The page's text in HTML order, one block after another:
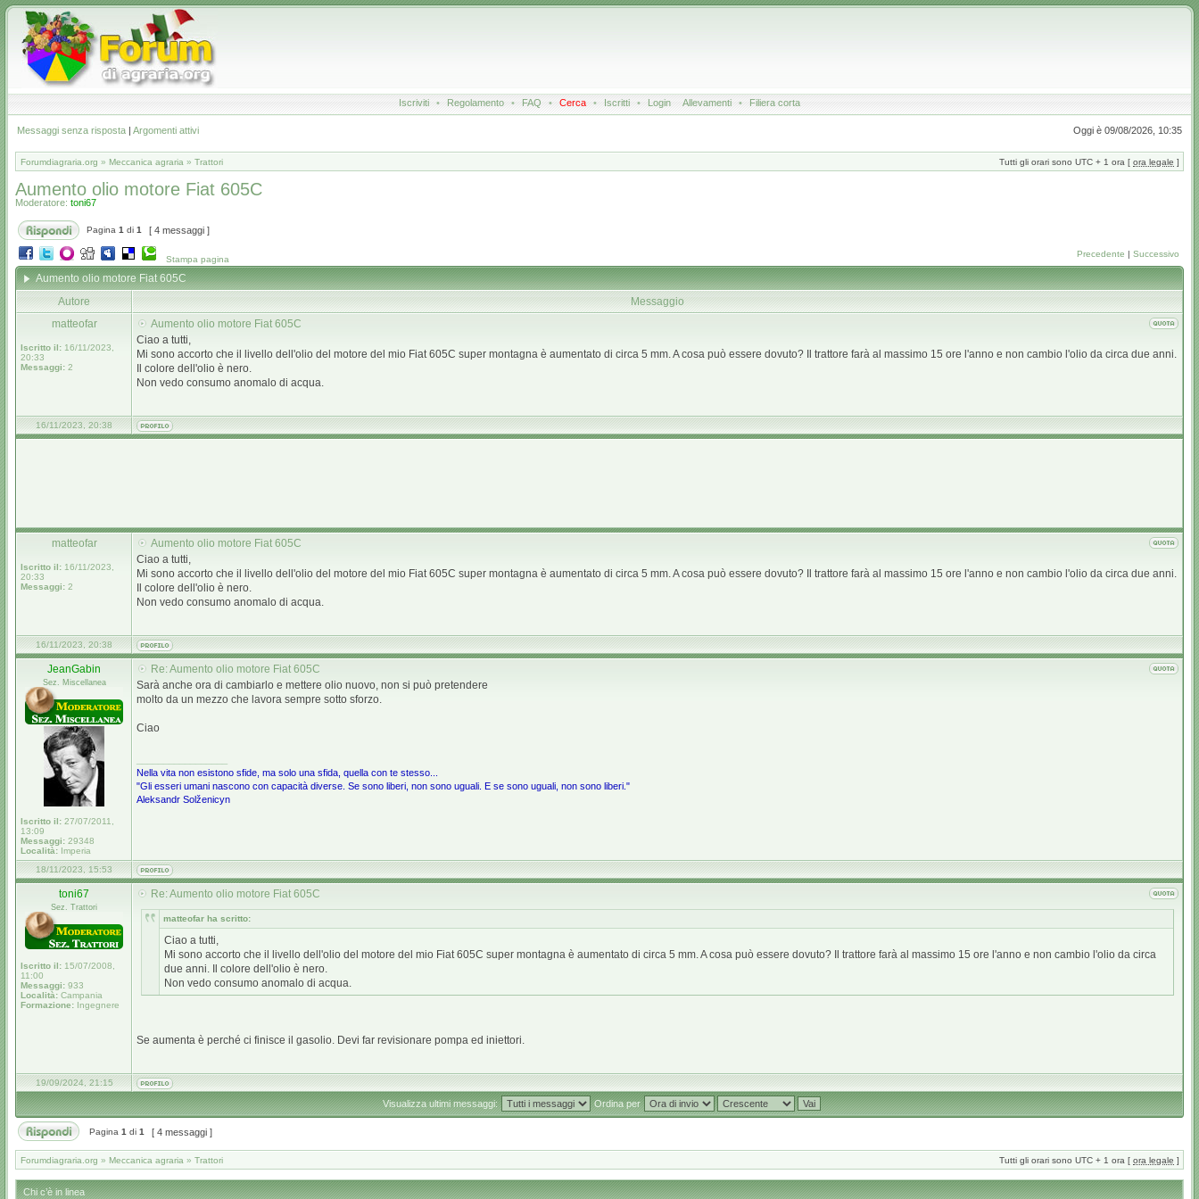
Iscriviti • Regolamento • FAQ • Cerca • Iscritti • Login Allevamenti • Filiera corta
Messaggi senza risposta | Argomenti attivi Oggi è 09/08/2026, 10:35
Forumdiagraria.org » Meccanica agraria » Trattori Tutti gli orari sono UTC + 1 ora [ ora legale ]
Aumento olio motore Fiat 605C
Moderatore: toni67
Pagina 1 di 1 [ 4 messaggi ]
Stampa pagina
Precedente | Successivo
Aumento olio motore Fiat 605C
Autore
Messaggio
matteofar
Iscritto il: 16/11/2023,
20:33
Messaggi: 2
Aumento olio motore Fiat 605C
Ciao a tutti,
Mi sono accorto che il livello dell'olio del motore del mio Fiat 605C super montagna è aumentato di circa 5 mm. A cosa può essere dovuto? Il trattore farà al massimo 15 ore l'anno e non cambio l'olio da circa due anni.
Il colore dell'olio è nero.
Non vedo consumo anomalo di acqua.
16/11/2023, 20:38
matteofar
Iscritto il: 16/11/2023,
20:33
Messaggi: 2
Aumento olio motore Fiat 605C
Ciao a tutti,
Mi sono accorto che il livello dell'olio del motore del mio Fiat 605C super montagna è aumentato di circa 5 mm. A cosa può essere dovuto? Il trattore farà al massimo 15 ore l'anno e non cambio l'olio da circa due anni.
Il colore dell'olio è nero.
Non vedo consumo anomalo di acqua.
16/11/2023, 20:38
JeanGabin
Sez. Miscellanea
Iscritto il: 27/07/2011,
13:09
Messaggi: 29348
Località: Imperia
Re: Aumento olio motore Fiat 605C
Sarà anche ora di cambiarlo e mettere olio nuovo, non si può pretendere
molto da un mezzo che lavora sempre sotto sforzo.
Ciao
Nella vita non esistono sfide, ma solo una sfida, quella con te stesso...
"Gli esseri umani nascono con capacità diverse. Se sono liberi, non sono uguali. E se sono uguali, non sono liberi."
Aleksandr Solženicyn
18/11/2023, 15:53
toni67
Sez. Trattori
Iscritto il: 15/07/2008,
11:00
Messaggi: 933
Località: Campania
Formazione: Ingegnere
Re: Aumento olio motore Fiat 605C
matteofar ha scritto:
Ciao a tutti,
Mi sono accorto che il livello dell'olio del motore del mio Fiat 605C super montagna è aumentato di circa 5 mm. A cosa può essere dovuto? Il trattore farà al massimo 15 ore l'anno e non cambio l'olio da circa
due anni. Il colore dell'olio è nero.
Non vedo consumo anomalo di acqua.
Se aumenta è perché ci finisce il gasolio. Devi far revisionare pompa ed iniettori.
19/09/2024, 21:15
Visualizza ultimi messaggi: Ordina per
Pagina 1 di 1 [ 4 messaggi ]
Forumdiagraria.org » Meccanica agraria » Trattori Tutti gli orari sono UTC + 1 ora [ ora legale ]
Chi c’è in linea